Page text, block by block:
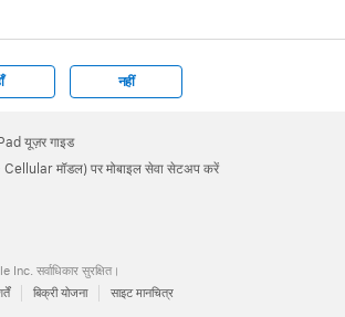
नहीं
यूज़र गाइड
मॉडल) पर मोबाइल सेवा सेटअप करें
सर्वाधिकार सुरक्षित।
बिक्री योजना साइट मानचित्र